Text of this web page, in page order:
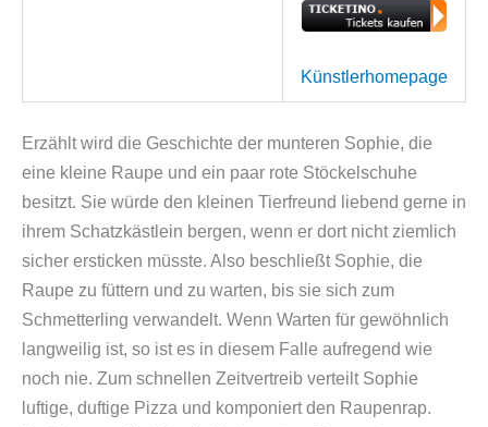
Künstlerhomepage
Erzählt wird die Geschichte der munteren Sophie, die
eine kleine Raupe und ein paar rote Stöckelschuhe
besitzt. Sie würde den kleinen Tierfreund liebend gerne in
ihrem Schatzkästlein bergen, wenn er dort nicht ziemlich
sicher ersticken müsste. Also beschließt Sophie, die
Raupe zu füttern und zu warten, bis sie sich zum
Schmetterling verwandelt. Wenn Warten für gewöhnlich
langweilig ist, so ist es in diesem Falle aufregend wie
noch nie. Zum schnellen Zeitvertreib verteilt Sophie
luftige, duftige Pizza und komponiert den Raupenrap.